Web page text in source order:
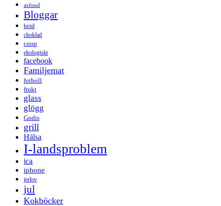
axfood
Bloggar
bröd
choklad
coop
ekologiskt
facebook
Familjemat
fotboll
frukt
glass
glögg
Godis
grill
Hälsa
I-landsproblem
ica
iphone
jerlov
jul
Kokböcker